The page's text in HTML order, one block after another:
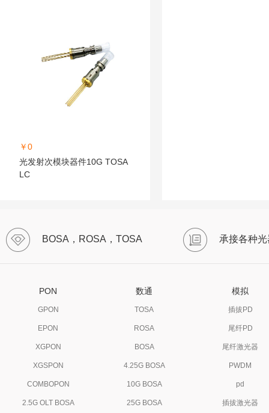
￥0
光发射次模块器件10G TOSA
LC
BOSA，ROSA，TOSA 承接各种
PON
GPON
EPON
XGPON
XGSPON
COMBOPON
2.5G OLT BOSA
数通
TOSA
ROSA
BOSA
4.25G BOSA
10G BOSA
25G BOSA
模拟
插拔PD
尾纤PD
尾纤激光器
PWDM
pd
插拔激光器